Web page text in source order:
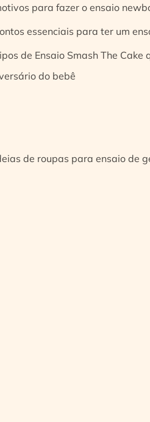
para fazer o ensaio
essenciais para ter um
de Ensaio Smash The
do bebê
de roupas para ensaio de